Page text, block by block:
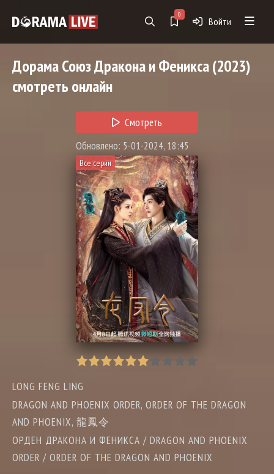
0
Войти
ДорамаСоюз Дракона и Феникса(2023)
смотреть онлайн
Смотреть
Обновлено: 5-01-2024, 18:45
Все серии
LONG FENG LING
DRAGON AND PHOENIX ORDER, ORDER OF THE DRAGON
AND PHOENIX, 龍鳳令
ОРДЕН ДРАКОНА И ФЕНИКСА / DRAGON AND PHOENIX
ORDER / ORDER OF THE DRAGON AND PHOENIX